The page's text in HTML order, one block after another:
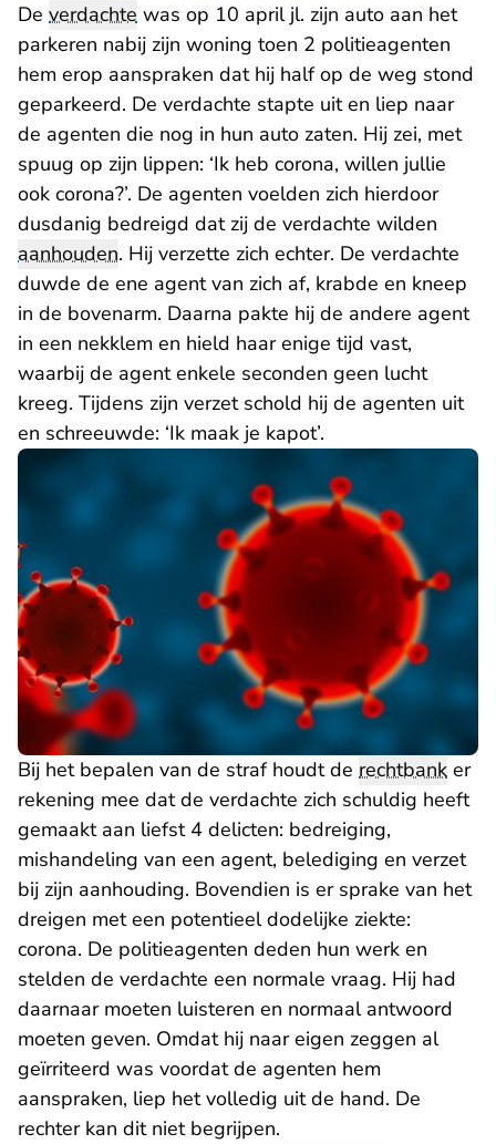
De verdachte was op 10 april jl. zijn auto aan het
parkeren nabij zijn woning toen 2 politieagenten
hem erop aanspraken dat hij half op de weg stond
geparkeerd. De verdachte stapte uit en liep naar
de agenten die nog in hun auto zaten. Hij zei, met
spuug op zijn lippen: ‘Ik heb corona, willen jullie
ook corona?’. De agenten voelden zich hierdoor
dusdanig bedreigd dat zij de verdachte wilden
aanhouden. Hij verzette zich echter. De verdachte
duwde de ene agent van zich af, krabde en kneep
in de bovenarm. Daarna pakte hij de andere agent
in een nekklem en hield haar enige tijd vast,
waarbij de agent enkele seconden geen lucht
kreeg. Tijdens zijn verzet schold hij de agenten uit
en schreeuwde: ‘Ik maak je kapot’.
Bij het bepalen van de straf houdt de rechtbank er
rekening mee dat de verdachte zich schuldig heeft
gemaakt aan liefst 4 delicten: bedreiging,
mishandeling van een agent, belediging en verzet
bij zijn aanhouding. Bovendien is er sprake van het
dreigen met een potentieel dodelijke ziekte:
corona. De politieagenten deden hun werk en
stelden de verdachte een normale vraag. Hij had
daarnaar moeten luisteren en normaal antwoord
moeten geven. Omdat hij naar eigen zeggen al
geïrriteerd was voordat de agenten hem
aanspraken, liep het volledig uit de hand. De
rechter kan dit niet begrijpen.